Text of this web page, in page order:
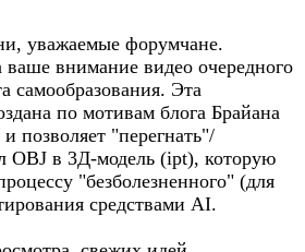
уважаемые форумчане.
ваше внимание видео очередного
самообразования. Эта
по мотивам блога Брайана
позволяет "перегнать"/
OBJ в 3Д-модель (ipt), которую
"безболезненного" (для
средствами AI.